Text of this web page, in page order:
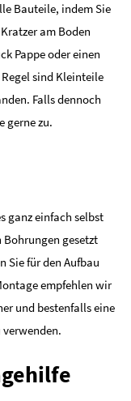
Bauteile, indem Sie
am Boden
Pappe oder einen
sind Kleinteile
Falls dennoch
gerne zu.
ganz einfach selbst
gesetzt
Sie für den Aufbau
empfehlen wir
und bestenfalls eine